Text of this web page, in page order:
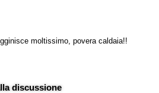
moltissimo, povera caldaia!!
discussione